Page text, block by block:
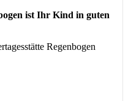
ist Ihr Kind in guten
Regenbogen